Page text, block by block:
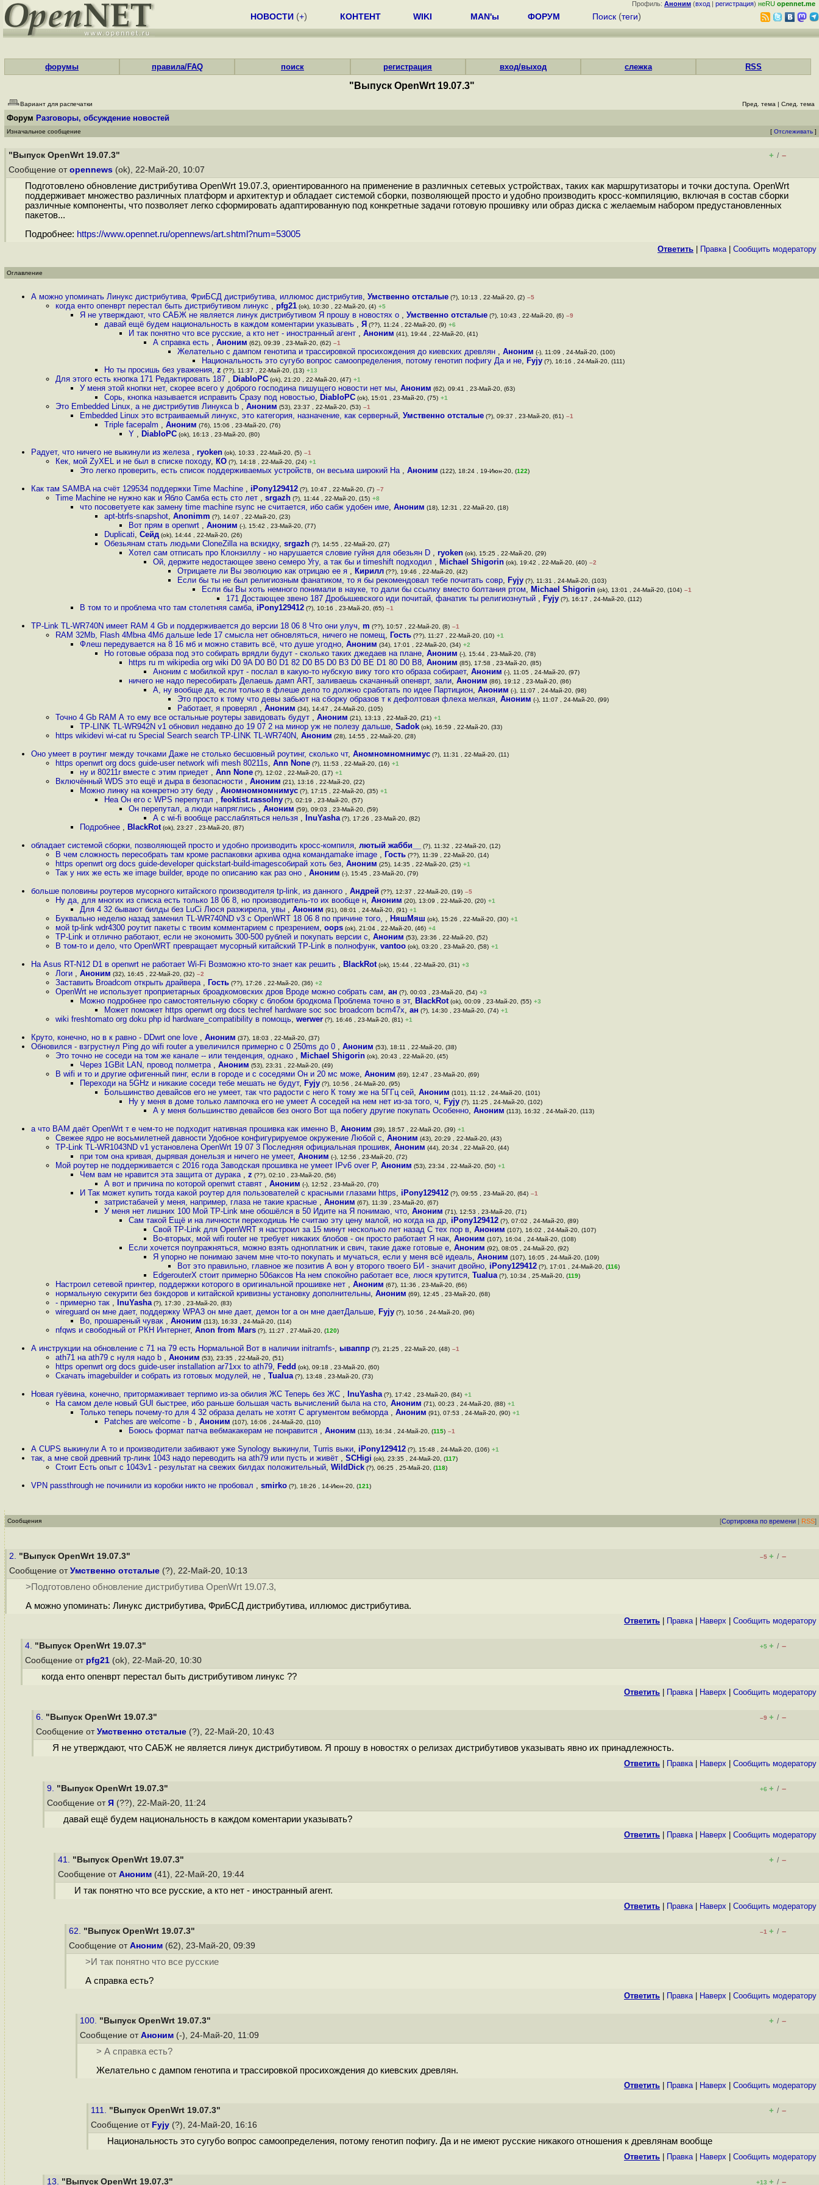
Профиль: Аноним (вход | регистрация) неRU opennet.me
НОВОСТИ (+) КОНТЕНТ WIKI MAN'ы ФОРУМ Поиск (теги)
форумы правила/FAQ поиск регистрация вход/выход слежка RSS
"Выпуск OpenWrt 19.07.3"
Вариант для распечатки Пред. тема | След. тема
Форум Разговоры, обсуждение новостей
Изначальное сообщение [ Отслеживать ]
"Выпуск OpenWrt 19.07.3" + / –
Сообщение от opennews (ok), 22-Май-20, 10:07
Подготовлено обновление дистрибутива OpenWrt 19.07.3, ориентированного на применение в различных сетевых устройствах, таких как маршрутизаторы и точки доступа. OpenWrt
поддерживает множество различных платформ и архитектур и обладает системой сборки, позволяющей просто и удобно производить кросс-компиляцию, включая в состав сборки
различные компоненты, что позволяет легко сформировать адаптированную под конкретные задачи готовую прошивку или образ диска с желаемым набором предустановленных
пакетов...
Подробнее: https://www.opennet.ru/opennews/art.shtml?num=53005
Ответить Правка| Cообщить модератору
Оглавление
А можно упоминать Линукс дистрибутива, ФриБСД дистрибутива, иллюмос дистрибутив, Умственно отсталые (?), 10:13 , 22-Май-20, (2) –5
когда енто опенврт перестал быть дистрибутивом линукс , pfg21 (ok), 10:30 , 22-Май-20, (4) +5
Я не утверждают, что САБЖ не является линук дистрибутивом Я прошу в новостях о , Умственно отсталые (?), 10:43 , 22-Май-20, (6) –9
давай ещё будем национальность в каждом коментарии указывать , Я (??), 11:24 , 22-Май-20, (9) +6
И так понятно что все русские, а кто нет - иностранный агент , Аноним (41), 19:44 , 22-Май-20, (41)
А справка есть , Аноним (62), 09:39 , 23-Май-20, (62) –1
Желательно с дампом генотипа и трассировкой просихождения до киевских древлян , Аноним (-), 11:09 , 24-Май-20, (100)
Национальность это сугубо вопрос самоопределения, потому генотип пофигу Да и не, Fyjy (?), 16:16 , 24-Май-20, (111)
Но ты просишь без уважения, z (??), 11:37 , 22-Май-20, (13) +13
Для этого есть кнопка 171 Редактировать 187 , DiabloPC (ok), 21:20 , 22-Май-20, (47) +1
У меня этой кнопки нет, скорее всего у доброго господина пишущего новости нет мы, Аноним (62), 09:41 , 23-Май-20, (63)
Сорь, кнопка называется исправить Сразу под новостью, DiabloPC (ok), 15:01 , 23-Май-20, (75) +1
Это Embedded Linux, а не дистрибутив Линукса b , Аноним (53), 23:37 , 22-Май-20, (53) –1
Embedded Linux это встраиваемый линукс, это категория, назначение, как серверный, Умственно отсталые (?), 09:37 , 23-Май-20, (61) –1
Triple facepalm , Аноним (76), 15:06 , 23-Май-20, (76)
Y , DiabloPC (ok), 16:13 , 23-Май-20, (80)
Радует, что ничего не выкинули из железа , ryoken (ok), 10:33 , 22-Май-20, (5) –1
Кек, мой ZyXEL и не был в списке походу, КО (?), 14:18 , 22-Май-20, (24) +1
Это легко проверить, есть список поддерживаемых устройств, он весьма широкий На , Аноним (122), 18:24 , 19-Июн-20, (122)
Как там SAMBA на счёт 129534 поддержки Time Machine , iPony129412 (?), 10:47 , 22-Май-20, (7) –7
Time Machine не нужно как и Ябло Самба есть сто лет , srgazh (?), 11:44 , 22-Май-20, (15) +8
что посоветуете как замену time machine rsync не считается, ибо сабж удобен име, Аноним (18), 12:31 , 22-Май-20, (18)
apt-btrfs-snapshot, Anonimm (?), 14:07 , 22-Май-20, (23)
Вот прям в openwrt , Аноним (-), 15:42 , 23-Май-20, (77)
Duplicati, Сейд (ok), 14:44 , 22-Май-20, (26)
Обезьянам стать людьми CloneZilla на вскидку, srgazh (?), 14:55 , 22-Май-20, (27)
Хотел сам отписать про Клонзиллу - но нарушается словие гуйня для обезьян D , ryoken (ok), 15:25 , 22-Май-20, (29)
Ой, держите недостающее звено семеро Угу, а так бы и timeshift подходил , Michael Shigorin (ok), 19:42 , 22-Май-20, (40) –2
Отрицаете ли Вы эволюцию как отрицаю ее я , Кирилл (??), 19:46 , 22-Май-20, (42)
Если бы ты не был религиозным фанатиком, то я бы рекомендовал тебе почитать совр, Fyjy (?), 11:31 , 24-Май-20, (103)
Если бы Вы хоть немного понимали в науке, то дали бы ссылку вместо болтания ртом, Michael Shigorin (ok), 13:01 , 24-Май-20, (104) –1
171 Достающее звено 187 Дробышевского иди почитай, фанатик ты религиознутый , Fyjy (?), 16:17 , 24-Май-20, (112)
В том то и проблема что там столетняя самба, iPony129412 (?), 10:16 , 23-Май-20, (65) –1
TP-Link TL-WR740N имеет RAM 4 Gb и поддерживается до версии 18 06 8 Что они улуч, m (??), 10:57 , 22-Май-20, (8) –1
RAM 32Mb, Flash 4Mbна 4Мб дальше lede 17 смысла нет обновляться, ничего не помещ, Гость (??), 11:27 , 22-Май-20, (10) +1
Флеш передувается на 8 16 мб и можно ставить всё, что душе угодно, Аноним (34), 17:01 , 22-Май-20, (34) +2
Но готовые образа под это собирать врядли будут - сколько таких джедаев на плане, Аноним (-), 15:44 , 23-Май-20, (78)
https ru m wikipedia org wiki D0 9A D0 B0 D1 82 D0 B5 D0 B3 D0 BE D1 80 D0 B8, Аноним (85), 17:58 , 23-Май-20, (85)
Аноним с мобилкой крут - послал в какую-то нубскую вику того кто образа собирает, Аноним (-), 11:05 , 24-Май-20, (97)
ничего не надо пересобирать Делаешь дамп ART, заливаешь скачанный опенврт, зали, Аноним (86), 19:12 , 23-Май-20, (86)
А, ну вообще да, если только в флеше дело то должно сработать по идее Партицион, Аноним (-), 11:07 , 24-Май-20, (98)
Это просто к тому что девы забьют на сборку образов т к дефолтовая флеха мелкая, Аноним (-), 11:07 , 24-Май-20, (99)
Работает, я проверял , Аноним (34), 14:47 , 24-Май-20, (105)
Точно 4 Gb RAM А то ему все остальные роутеры завидовать будут , Аноним (21), 13:13 , 22-Май-20, (21) +1
TP-LINK TL-WR942N v1 обновил недавно до 19 07 2 на минор уж не полезу дальше, Sadok (ok), 16:59 , 22-Май-20, (33)
https wikidevi wi-cat ru Special Search search TP-LINK TL-WR740N, Аноним (28), 14:55 , 22-Май-20, (28)
Оно умеет в роутинг между точками Даже не столько бесшовный роутинг, сколько чт, Аномномномнимус (?), 11:31 , 22-Май-20, (11)
https openwrt org docs guide-user network wifi mesh 80211s, Ann None (?), 11:53 , 22-Май-20, (16) +1
ну и 80211r вместе с этим приедет , Ann None (?), 12:02 , 22-Май-20, (17) +1
Включённый WDS это ещё и дыра в безопасности , Аноним (21), 13:16 , 22-Май-20, (22)
Можно линку на конкретно эту беду , Аномномномнимус (?), 17:15 , 22-Май-20, (35) +1
Неа Он его с WPS перепутал , feoktist.rassolny (?), 02:19 , 23-Май-20, (57)
Он перепутал, а люди напряглись , Аноним (59), 09:03 , 23-Май-20, (59)
А с wi-fi вообще расслабляться нельзя , InuYasha (?), 17:26 , 23-Май-20, (82)
Подробнее , BlackRot (ok), 23:27 , 23-Май-20, (87)
обладает системой сборки, позволяющей просто и удобно производить кросс-компиля, лютый жабби__ (?), 11:32 , 22-Май-20, (12)
В чем сложность пересобрать там кроме распаковки архива одна командаmake image , Гость (??), 11:39 , 22-Май-20, (14)
https openwrt org docs guide-developer quickstart-build-imagesсобирай хоть без, Аноним (25), 14:35 , 22-Май-20, (25) +1
Так у них же есть же image builder, вроде по описанию как раз оно , Аноним (-), 15:45 , 23-Май-20, (79)
больше половины роутеров мусорного китайского производителя tp-link, из данного , Андрей (??), 12:37 , 22-Май-20, (19) –5
Ну да, для многих из списка есть только 18 06 8, но производитель-то их вообще н, Аноним (20), 13:09 , 22-Май-20, (20) +1
Для 4 32 бывают билды без LuCi Люся разжирела, увы , Аноним (91), 08:01 , 24-Май-20, (91) +1
Буквально неделю назад заменил TL-WR740ND v3 c OpenWRT 18 06 8 по причине того, , НяшМяш (ok), 15:26 , 22-Май-20, (30) +1
мой tp-link wdr4300 роутит пакеты с твоим комментарием с презрением, oops (ok), 21:04 , 22-Май-20, (46) +4
TP-Link и отлично работают, если не экономить 300-500 рублей и покупать версии с, Аноним (53), 23:36 , 22-Май-20, (52)
В том-то и дело, что OpenWRT превращает мусорный китайский TP-Link в полнофунк, vantoo (ok), 03:20 , 23-Май-20, (58) +1
На Asus RT-N12 D1 в openwrt не работает Wi-Fi Возможно кто-то знает как решить , BlackRot (ok), 15:44 , 22-Май-20, (31) +3
Логи , Аноним (32), 16:45 , 22-Май-20, (32) –2
Заставить Broadcom открыть драйвера , Гость (??), 17:26 , 22-Май-20, (36) +2
OpenWrt не использует проприетарных броадкомовских дров Вроде можно собрать сам, ан (?), 00:03 , 23-Май-20, (54) +3
Можно подробнее про самостоятельную сборку с блобом бродкома Проблема точно в эт, BlackRot (ok), 00:09 , 23-Май-20, (55) +3
Может поможет https openwrt org docs techref hardware soc soc broadcom bcm47x, ан (?), 14:30 , 23-Май-20, (74) +1
wiki freshtomato org doku php id hardware_compatibility в помощь, werwer (?), 16:46 , 23-Май-20, (81) +1
Круто, конечно, но в к равно - DDwrt one love , Аноним (37), 18:03 , 22-Май-20, (37)
Обновился - взгрустнул Ping до wifi router а увеличился примерно с 0 250ms до 0 , Аноним (53), 18:11 , 22-Май-20, (38)
Это точно не соседи на том же канале -- или тенденция, однако , Michael Shigorin (ok), 20:43 , 22-Май-20, (45)
Через 1GBit LAN, провод полметра , Аноним (53), 23:31 , 22-Май-20, (49)
В wifi и то и другие офигенный пинг, если в городе и с соседями Он и 20 мс може, Аноним (69), 12:47 , 23-Май-20, (69)
Переходи на 5GHz и никакие соседи тебе мешать не будут, Fyjy (?), 10:56 , 24-Май-20, (95)
Большинство девайсов его не умеет, так что радости с него К тому же на 5ГГц сей, Аноним (101), 11:12 , 24-Май-20, (101)
Ну у меня в доме только лампочка его не умеет А соседей на нем нет из-за того, ч, Fyjy (?), 11:25 , 24-Май-20, (102)
А у меня большинство девайсов без оного Вот ща побегу другие покупать Особенно, Аноним (113), 16:32 , 24-Май-20, (113)
а что ВАМ даёт OpenWrt т е чем-то не подходит нативная прошивка как именно В, Аноним (39), 18:57 , 22-Май-20, (39) +1
Свежее ядро не восьмилетней давности Удобное конфигурируемое окружение Любой с, Аноним (43), 20:29 , 22-Май-20, (43)
TP-Link TL-WR1043ND v1 установлена OpenWrt 19 07 3 Последняя официальная прошивк, Аноним (44), 20:34 , 22-Май-20, (44)
при том она кривая, дырявая донельзя и ничего не умеет, Аноним (-), 12:56 , 23-Май-20, (72)
Мой роутер не поддерживается с 2016 года Заводская прошивка не умеет IPv6 over P, Аноним (53), 23:34 , 22-Май-20, (50) +1
Чем вам не нравится эта защита от дурака , z (??), 02:10 , 23-Май-20, (56)
А вот и причина по которой openwrt ставят , Аноним (-), 12:52 , 23-Май-20, (70)
И Так может купить тогда какой роутер для пользователей с красными глазами https, iPony129412 (?), 09:55 , 23-Май-20, (64) –1
затристабачей у меня, например, глаза не такие красные , Аноним (67), 11:39 , 23-Май-20, (67)
У меня нет лишних 100 Мой TP-Link мне обошёлся в 50 Идите на Я понимаю, что, Аноним (71), 12:53 , 23-Май-20, (71)
Сам такой Ещё и на личности переходишь Не считаю эту цену малой, но когда на др, iPony129412 (?), 07:02 , 24-Май-20, (89)
Свой TP-Link для OpenWRT я настроил за 15 минут несколько лет назад С тех пор в, Аноним (107), 16:02 , 24-Май-20, (107)
Во-вторых, мой wifi router не требует никаких блобов - он просто работает Я нак, Аноним (107), 16:04 , 24-Май-20, (108)
Если хочется поупражняться, можно взять одноплатник и свич, такие даже готовые е, Аноним (92), 08:05 , 24-Май-20, (92)
Я упорно не понимаю зачем мне что-то покупать и мучаться, если у меня всё идеаль, Аноним (107), 16:05 , 24-Май-20, (109)
Вот это правильно, главное же позитив А вон у второго твоего БИ - значит двойно, iPony129412 (?), 17:01 , 24-Май-20, (116)
EdgerouterX стоит примерно 50баксов На нем спокойно работает все, люся крутится, Tualua (?), 10:34 , 25-Май-20, (119)
Настроил сетевой принтер, поддержки которого в оригинальной прошивке нет , Аноним (67), 11:36 , 23-Май-20, (66)
нормальную секурити без бэкдоров и китайской кривизны установку дополнительны, Аноним (69), 12:45 , 23-Май-20, (68)
- примерно так , InuYasha (?), 17:30 , 23-Май-20, (83)
wireguard он мне дает, поддержку WPA3 он мне дает, демон tor а он мне даетДальше, Fyjy (?), 10:56 , 24-Май-20, (96)
Во, прошареный чувак , Аноним (113), 16:33 , 24-Май-20, (114)
nfqws и свободный от РКН Интернет, Anon from Mars (?), 11:27 , 27-Май-20, (120)
А инструкции на обновление с 71 на 79 есть Нормальной Вот в наличии initramfs-, ываппр (?), 21:25 , 22-Май-20, (48) –1
ath71 на ath79 с нуля надо b , Аноним (53), 23:35 , 22-Май-20, (51)
https openwrt org docs guide-user installation ar71xx to ath79, Fedd (ok), 09:18 , 23-Май-20, (60)
Скачать imagebuilder и собрать из готовых модулей, не , Tualua (?), 13:48 , 23-Май-20, (73)
Новая гуёвина, конечно, притормаживает терпимо из-за обилия ЖС Теперь без ЖС , InuYasha (?), 17:42 , 23-Май-20, (84) +1
На самом деле новый GUI быстрее, ибо раньше большая часть вычислений была на сто, Аноним (71), 00:23 , 24-Май-20, (88) +1
Только теперь почему-то для 4 32 образа делать не хотят С аргументом вебморда , Аноним (91), 07:53 , 24-Май-20, (90) +1
Patches are welcome - b , Аноним (107), 16:06 , 24-Май-20, (110)
Боюсь формат патча вебмакакерам не понравится , Аноним (113), 16:34 , 24-Май-20, (115) –1
А CUPS выкинули А то и производители забивают уже Synology выкинули, Turris выки, iPony129412 (?), 15:48 , 24-Май-20, (106) +1
так, а мне свой древний тр-линк 1043 надо переводить на ath79 или пусть и живёт , SCHigi (ok), 23:35 , 24-Май-20, (117)
Стоит Есть опыт с 1043v1 - результат на свежих билдах положительный, WildDick (?), 06:25 , 25-Май-20, (118)
VPN passthrough не починили из коробки никто не пробовал , smirko (?), 18:26 , 14-Июн-20, (121)
Сообщения [Сортировка по времени | RSS]
2. "Выпуск OpenWrt 19.07.3" –5 + / –
Сообщение от Умственно отсталые (?), 22-Май-20, 10:13
>Подготовлено обновление дистрибутива OpenWrt 19.07.3,
А можно упоминать: Линукс дистрибутива, ФриБСД дистрибутива, иллюмос дистрибутива.
Ответить Правка| Наверх Cообщить модератору
4. "Выпуск OpenWrt 19.07.3" +5 + / –
Сообщение от pfg21 (ok), 22-Май-20, 10:30
когда енто опенврт перестал быть дистрибутивом линукс ??
Ответить Правка| Наверх Cообщить модератору
6. "Выпуск OpenWrt 19.07.3" –9 + / –
Сообщение от Умственно отсталые (?), 22-Май-20, 10:43
Я не утверждают, что САБЖ не является линук дистрибутивом. Я прошу в новостях о релизах дистрибутивов указывать явно их принадлежность.
Ответить Правка| Наверх Cообщить модератору
9. "Выпуск OpenWrt 19.07.3" +6 + / –
Сообщение от Я (??), 22-Май-20, 11:24
давай ещё будем национальность в каждом коментарии указывать?
Ответить Правка| Наверх Cообщить модератору
41. "Выпуск OpenWrt 19.07.3" + / –
Сообщение от Аноним (41), 22-Май-20, 19:44
И так понятно что все русские, а кто нет - иностранный агент.
Ответить Правка| Наверх Cообщить модератору
62. "Выпуск OpenWrt 19.07.3" –1 + / –
Сообщение от Аноним (62), 23-Май-20, 09:39
>И так понятно что все русские
А справка есть?
Ответить Правка| Наверх Cообщить модератору
100. "Выпуск OpenWrt 19.07.3" + / –
Сообщение от Аноним (-), 24-Май-20, 11:09
> А справка есть?
Желательно с дампом генотипа и трассировкой просихождения до киевских древлян.
Ответить Правка| Наверх Cообщить модератору
111. "Выпуск OpenWrt 19.07.3" + / –
Сообщение от Fyjy (?), 24-Май-20, 16:16
Национальность это сугубо вопрос самоопределения, потому генотип пофигу. Да и не имеют русские никакого отношения к древлянам вообще
Ответить Правка| Наверх Cообщить модератору
13. "Выпуск OpenWrt 19.07.3" +13 + / –